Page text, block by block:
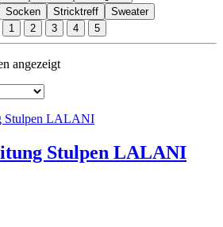
Socken Stricktreff
Sweater
1 2 3 4 5
angezeigtNach
Stulpen LALANI